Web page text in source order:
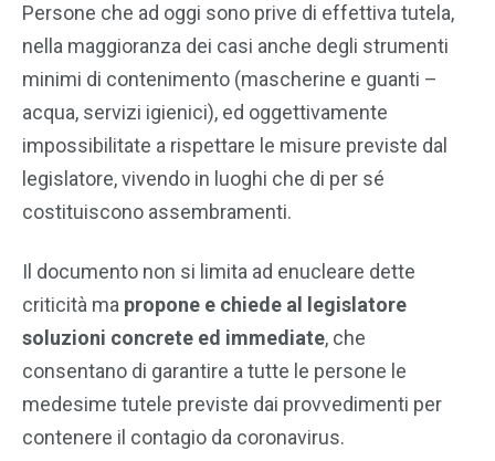
Persone che ad oggi sono prive di effettiva tutela,
nella maggioranza dei casi anche degli strumenti
minimi di contenimento (mascherine e guanti –
acqua, servizi igienici), ed oggettivamente
impossibilitate a rispettare le misure previste dal
legislatore, vivendo in luoghi che di per sé
costituiscono assembramenti.
Il documento non si limita ad enucleare dette
criticità ma propone e chiede al legislatore
soluzioni concrete ed immediate, che
consentano di garantire a tutte le persone le
medesime tutele previste dai provvedimenti per
contenere il contagio da coronavirus.